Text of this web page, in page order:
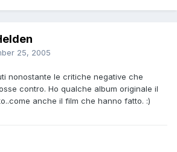
25, 2005
nonostante le critiche negative che
contro. Ho qualche album originale il
anche il film che hanno fatto. :)